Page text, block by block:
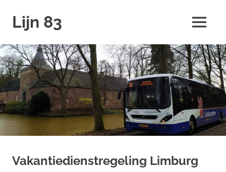
naar
inhoud
Lijn 83 MENU
Vakantiedienstregeling Limburg